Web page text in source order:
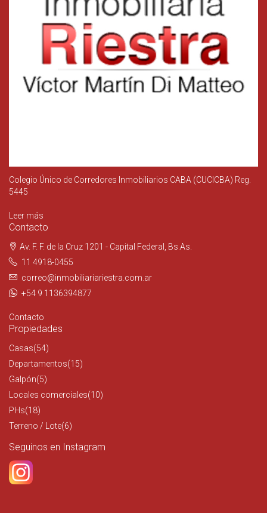
Colegio Único de Corredores Inmobiliarios CABA (CUCICBA) Reg.
5445
Leer más
Contacto
Av. F. F. de la Cruz 1201 - Capital Federal, Bs.As.
11 4918-0455
correo@inmobiliariariestra.com.ar
+54 9 1136394877
Contacto
Propiedades
Casas(54)
Departamentos(15)
Galpón(5)
Locales comerciales(10)
PHs(18)
Terreno / Lote(6)
Seguinos en Instagram